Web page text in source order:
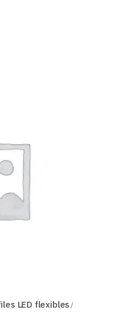
LED flexibles